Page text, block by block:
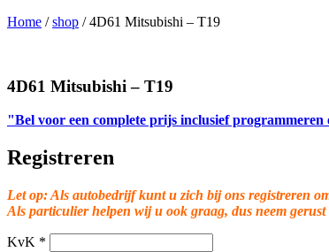
Home /shop /4D61 Mitsubishi – T19
4D61 Mitsubishi – T19
"Bel voor een complete prijs inclusief programmeren
Registreren
Let op: Als autobedrijf kunt u zich bij ons registreren
Als particulier helpen wij u ook graag, dus neem
KvK *